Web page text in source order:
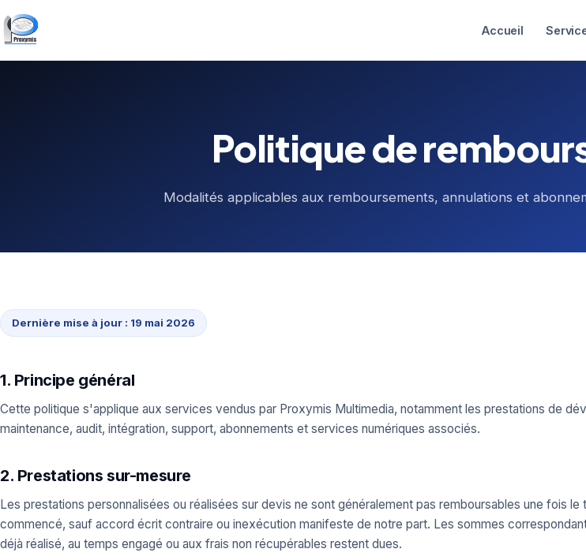
Accueil
Politique de
Modalités applicables aux remboursements, annulations et
Dernière mise à jour : 19 mai 2026
1. Principe général
Cette politique s'applique aux services vendus par Proxymis Multimedia, notamment les prestations de
maintenance, audit, intégration, support, abonnements et services numériques associés.
2. Prestations sur-mesure
Les prestations personnalisées ou réalisées sur devis ne sont généralement pas remboursables une fois le
commencé, sauf accord écrit contraire ou inexécution manifeste de notre part. Les sommes
déjà réalisé, au temps engagé ou aux frais non récupérables restent dues.